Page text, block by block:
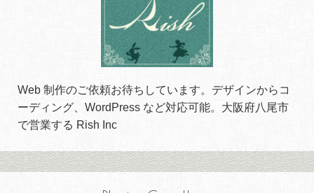
Web 制作のご依頼お待ちしています。デザインからコ
ーディング、WordPress など対応可能。大阪府八尾市
で営業する Rish Inc